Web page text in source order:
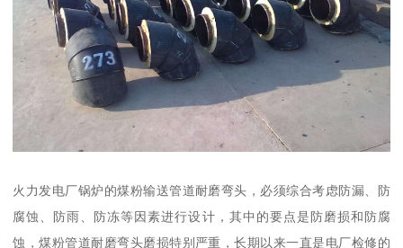
火力发电厂锅炉的煤粉输送管道耐磨弯头，必须综合考虑防漏、防
腐蚀、防雨、防冻等因素进行设计，其中的要点是防磨损和防腐
蚀，煤粉管道耐磨弯头磨损特别严重，长期以来一直是电厂检修的